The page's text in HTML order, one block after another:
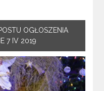
OGŁOSZENIA
7 IV 2019